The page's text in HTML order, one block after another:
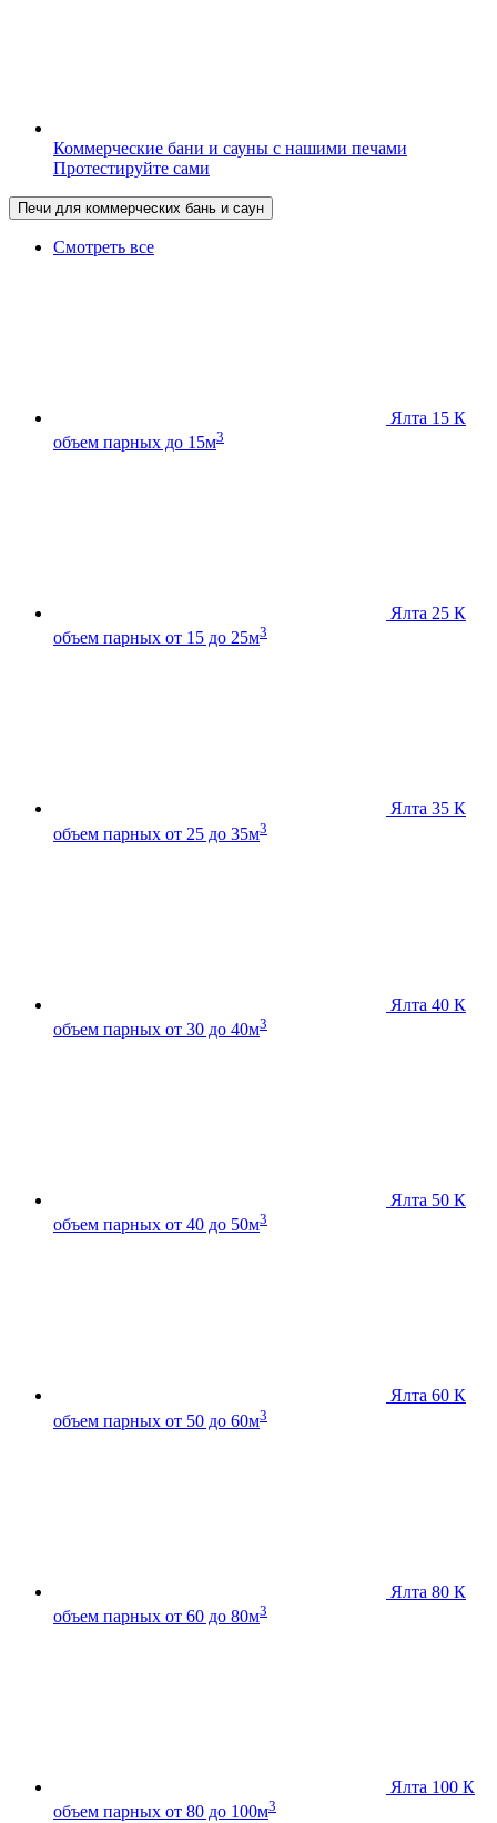
Коммерческие бани и сауны с нашими печами
Протестируйте сами
Печи для коммерческих бань и саун
Смотреть все
Ялта 15 К
объем парных до 15м3
Ялта 25 К
объем парных от 15 до 25м3
Ялта 35 К
объем парных от 25 до 35м3
Ялта 40 К
объем парных от 30 до 40м3
Ялта 50 К
объем парных от 40 до 50м3
Ялта 60 К
объем парных от 50 до 60м3
Ялта 80 К
объем парных от 60 до 80м3
Ялта 100 К
объем парных от 80 до 100м3